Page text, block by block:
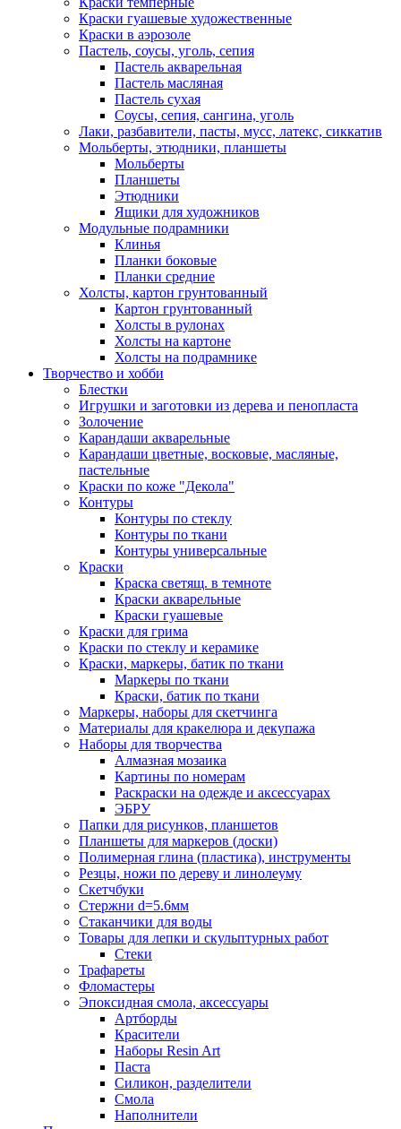
Краски гуашевые художественные
Краски в аэрозоле
Пастель, соусы, уголь, сепия
Пастель акварельная
Пастель масляная
Пастель сухая
Соусы, сепия, сангина, уголь
Лаки, разбавители, пасты, мусс, латекс, сиккатив
Мольберты, этюдники, планшеты
Мольберты
Планшеты
Этюдники
Ящики для художников
Модульные подрамники
Клинья
Планки боковые
Планки средние
Холсты, картон грунтованный
Картон грунтованный
Холсты в рулонах
Холсты на картоне
Холсты на подрамнике
Творчество и хобби
Блестки
Игрушки и заготовки из дерева и пенопласта
Золочение
Карандаши акварельные
Карандаши цветные, восковые, масляные,
пастельные
Краски по коже "Декола"
Контуры
Контуры по стеклу
Контуры по ткани
Контуры универсальные
Краски
Краска светящ. в темноте
Краски акварельные
Краски гуашевые
Краски для грима
Краски по стеклу и керамике
Краски, маркеры, батик по ткани
Маркеры по ткани
Краски, батик по ткани
Маркеры, наборы для скетчинга
Материалы для кракелюра и декупажа
Наборы для творчества
Алмазная мозаика
Картины по номерам
Раскраски на одежде и аксессуарах
ЭБРУ
Папки для рисунков, планшетов
Планшеты для маркеров (доски)
Полимерная глина (пластика), инструменты
Резцы, ножи по дереву и линолеуму
Скетчбуки
Стержни d=5.6мм
Стаканчики для воды
Товары для лепки и скульптурных работ
Стеки
Трафареты
Фломастеры
Эпоксидная смола, аксессуары
Артборды
Красители
Наборы Resin Art
Паста
Силикон, разделители
Смола
Наполнители